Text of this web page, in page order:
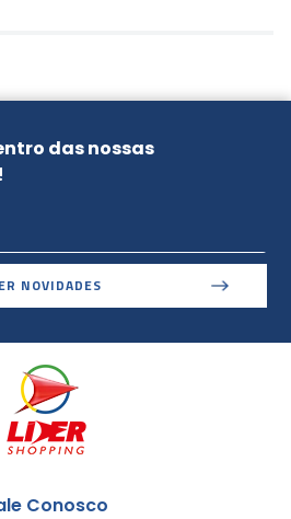
das nossas
NOVIDADES
Conosco